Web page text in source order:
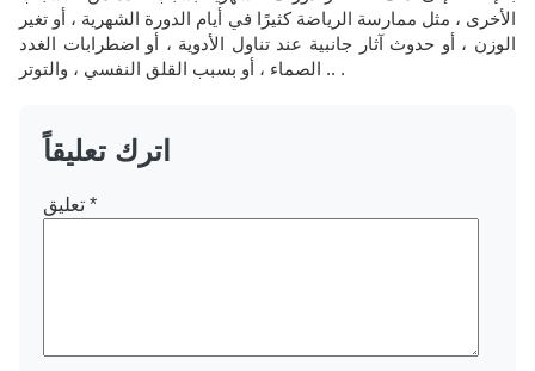
الأخرى ، مثل ممارسة الرياضة كثيرًا في أيام الدورة الشهرية ، أو تغير
الوزن ، أو حدوث آثار جانبية عند تناول الأدوية ، أو اضطرابات الغدد
الصماء ، أو بسبب القلق النفسي ، والتوتر .. .
اترك تعليقاً
*